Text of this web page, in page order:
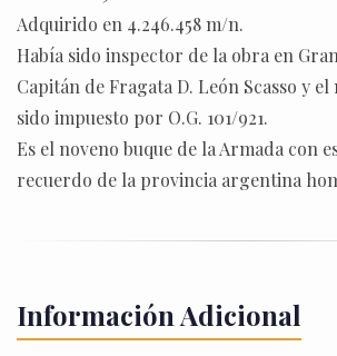
Adquirido en 4.246.458 m/n.
Había sido inspector de la obra en
Capitán de Fragata D. León Scasso y
sido impuesto por O.G. 101/921.
Es el noveno buque de la Armada con
recuerdo de la provincia argentina
Información Adicional